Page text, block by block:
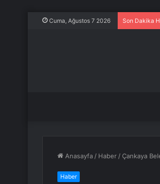
Cuma, Ağustos 7 2026 Son Dakika
Anasayfa / Haber / Çankaya
Haber